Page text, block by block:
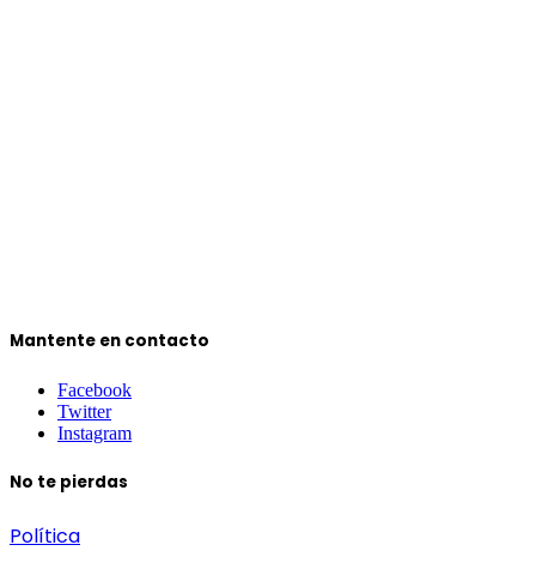
Mantente en contacto
Facebook
Twitter
Instagram
No te pierdas
Política